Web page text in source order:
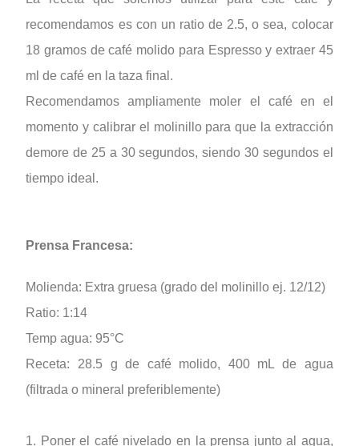
recomendamos es con un ratio de 2.5, o sea, colocar
18 gramos de café molido para Espresso y extraer 45
ml de café en la taza final.
Recomendamos ampliamente moler el café en el
momento y calibrar el molinillo para que la extracción
demore de 25 a 30 segundos, siendo 30 segundos el
tiempo ideal.
Prensa Francesa:
Molienda: Extra gruesa (grado del molinillo ej. 12/12)
Ratio: 1:14
Temp agua: 95°C
Receta: 28.5 g de café molido, 400 mL de agua
(filtrada o mineral preferiblemente)
1. Poner el café nivelado en la prensa junto al agua,